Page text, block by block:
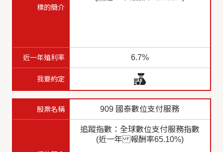
6.7%
909 國泰數位支付服務
追蹤指數：全球數位支付服務指數
(近一年 報酬率65.10%)